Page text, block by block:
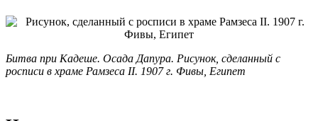
Битва при Кадеше. Осада Дапура. Рисунок, сделанный с
росписи в храме Рамзеса II. 1907 г. Фивы, Египет